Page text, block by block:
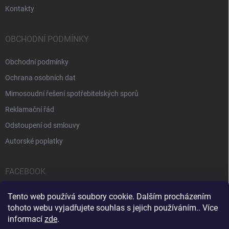
Tento web používá soubory cookie. Dalším procházením
tohoto webu vyjadřujete souhlas s jejich používáním.. Více
informací zde.
Kontakty
OBCHODNÍ PODMÍNKY
Obchodní podmínky
Ochrana osobních dat
Mimosoudní řešení spotřebitelských sporů
Reklamační řád
Odstoupení od smlouvy
Autorské poplatky
FACEBOOK